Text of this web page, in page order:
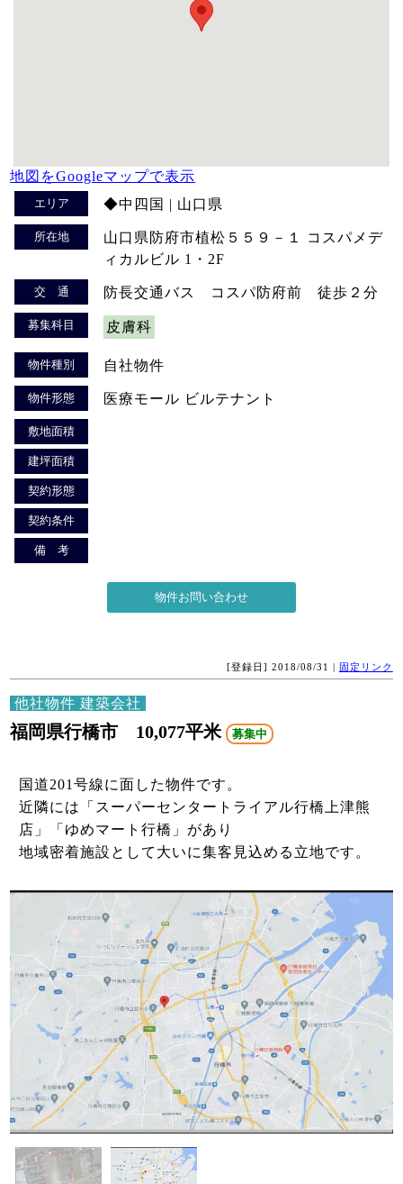
地図をGoogleマップで表示
エリア ◆中四国 | 山口県
所在地
山口県防府市植松５５９－１ コスパメデ
ィカルビル 1・2F
交 通 防長交通バス コスパ防府前 徒歩２分
募集科目 皮膚科
物件種別 自社物件
物件形態 医療モール ビルテナント
敷地面積
建坪面積
契約形態
契約条件
備 考
[登録日] 2018/08/31 | 固定リンク
他社物件 建築会社
福岡県行橋市 10,077平米 募集中
国道201号線に面した物件です。
近隣には「スーパーセンタートライアル行橋上津熊
店」「ゆめマート行橋」があり
地域密着施設として大いに集客見込める立地です。